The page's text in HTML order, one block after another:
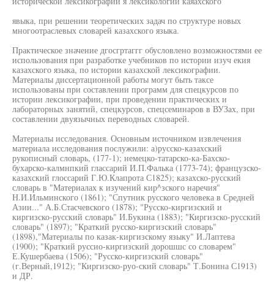
явыка, при решении теоретических задач по структуре новых
многоотраслевых словарей казахского языка.
Практическое значение дгосгртаггг обусловлено возможностями ее
использования при разработке учебников по истории изуч екия
казахского языка, по истории казахской лексикографии.
Материалы диссертационной работы могут быть таксе
использованы при составлении программ для спецкурсов по
истории лексикографии, при проведении практических и
лабораторных занятий, спецкурсов, спецсеминаров в ВУЗах, при
составлении двуязычных переводных словарей.
Материалы исследования. Основным источником извлечения
материала исследования послужили: а)русско-казахский
рукописный словарь, (177-1); немецко-татарско-ка-Бахско-
бухарско-калмнпкий глассарий И.П.Фалька (1773-74); французско-
казахский глоссарий Г.Ю.Клапрота С1825); казахско-русский
словарь в "Материалах к изучений кир^зского наречия"
Н.И.Ильминского (1861); "Спутник русского человека в Средней
Азии..." А.Б.Стасчевского (1878); "Русско-киргизский и
киргизско-русский словарь" И.Букина (1883); "Киргизско-русский
словарь" (1897); "Краткий русско-киргизский словарь"
(1898),"Материалы по казак-киргизскому языку" И.Лаптева
(1900); "Краткий руссио-киргизский дорошшс со словарем"
Е.Кушербаева (1506); "Русско-киргизский словарь"
(г.Верный,1912); "Киргизско-руо-ский словарь" Т.Бонина С1913)
и ДР.